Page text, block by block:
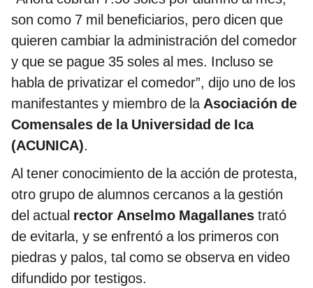
son como 7 mil beneficiarios, pero dicen que
quieren cambiar la administración del comedor
y que se pague 35 soles al mes. Incluso se
habla de privatizar el comedor”, dijo uno de los
manifestantes y miembro de laAsociación de
Comensales de la Universidad de Ica
(ACUNICA).
Al tener conocimiento de la acción de protesta,
otro grupo de alumnos cercanos a la gestión
del actual rector Anselmo Magallanes trató
de evitarla, y se enfrentó a los primeros con
piedras y palos, tal como se observa en video
difundido por testigos.